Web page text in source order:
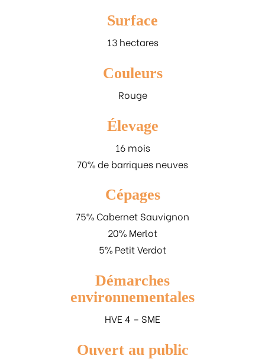
Surface
13 hectares
Couleurs
Rouge
Élevage
16 mois
70% de barriques neuves
Cépages
75% Cabernet Sauvignon
20% Merlot
5% Petit Verdot
Démarches
environnementales
HVE 4 – SME
Ouvert au public